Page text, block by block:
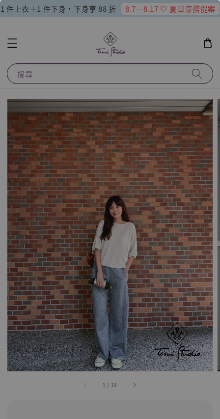
1 件上衣＋1 件下身，下身享 88 折 8.7－8.17 🤍 夏日穿搭提案
搜尋
1 / 19